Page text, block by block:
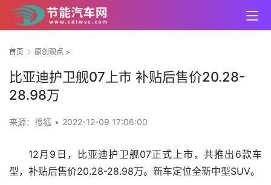
首页 原创观点 >
比亚迪护卫舰07上市 补贴后售价20.28-
28.98万
来源：搜狐 • 2022-12-09 17:06:00
12月9日，比亚迪护卫舰07正式上市，共推出6款车
型，补贴后售价20.28-28.98万。新车定位全新中型SUV。